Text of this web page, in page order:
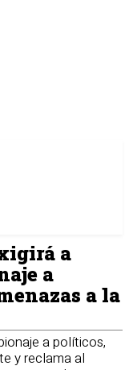
a
a
a la
a políticos,
y reclama al